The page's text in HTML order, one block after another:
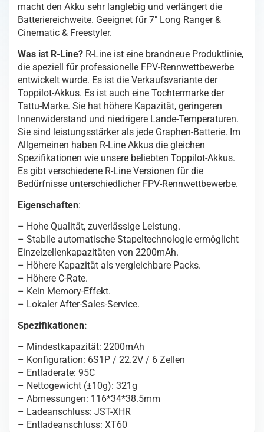
Lipo
Battery
Menge
macht den Akku sehr langlebig und verlängert die
Batteriereichweite. Geeignet für 7″ Long Ranger &
Cinematic & Freestyler.
Was ist R-Line? R-Line ist eine brandneue Produktlinie,
die speziell für professionelle FPV-Rennwettbewerbe
entwickelt wurde. Es ist die Verkaufsvariante der
Toppilot-Akkus. Es ist auch eine Tochtermarke der
Tattu-Marke. Sie hat höhere Kapazität, geringeren
Innenwiderstand und niedrigere Lande-Temperaturen.
Sie sind leistungsstärker als jede Graphen-Batterie. Im
Allgemeinen haben R-Line Akkus die gleichen
Spezifikationen wie unsere beliebten Toppilot-Akkus.
Es gibt verschiedene R-Line Versionen für die
Bedürfnisse unterschiedlicher FPV-Rennwettbewerbe.
Eigenschaften:
– Hohe Qualität, zuverlässige Leistung.
– Stabile automatische Stapeltechnologie ermöglicht
Einzelzellenkapazitäten von 2200mAh.
– Höhere Kapazität als vergleichbare Packs.
– Höhere C-Rate.
– Kein Memory-Effekt.
– Lokaler After-Sales-Service.
Spezifikationen:
– Mindestkapazität: 2200mAh
– Konfiguration: 6S1P / 22.2V / 6 Zellen
– Entladerate: 95C
– Nettogewicht (±10g): 321g
– Abmessungen: 116*34*38.5mm
– Ladeanschluss: JST-XHR
– Entladeanschluss: XT60